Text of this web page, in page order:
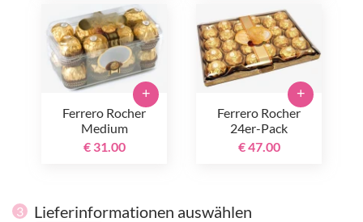
Ferrero Rocher
Medium
€ 31.00
+
Ferrero Rocher
24er-Pack
€ 47.00
+
3 Lieferinformationen auswählen